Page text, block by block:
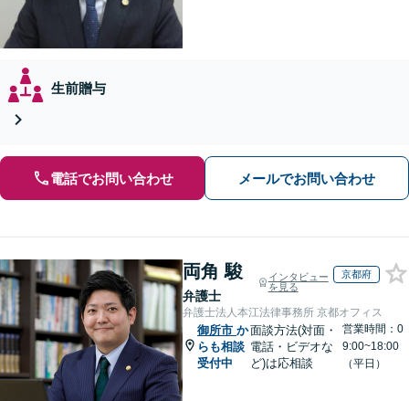
生前贈与
電話でお問い合わせ メールでお問い合わせ
両角 駿
弁護士
インタビュー
を見る
京都府
弁護士法人本江法律事務所 京都オフィス
御所市 か
らも相談
受付中
面談方法(対面・
電話・ビデオな
ど)は応相談
営業時間：0
9:00~18:00
（平日）